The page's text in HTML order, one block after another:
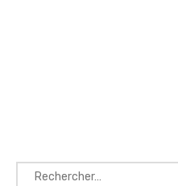
Rechercher :